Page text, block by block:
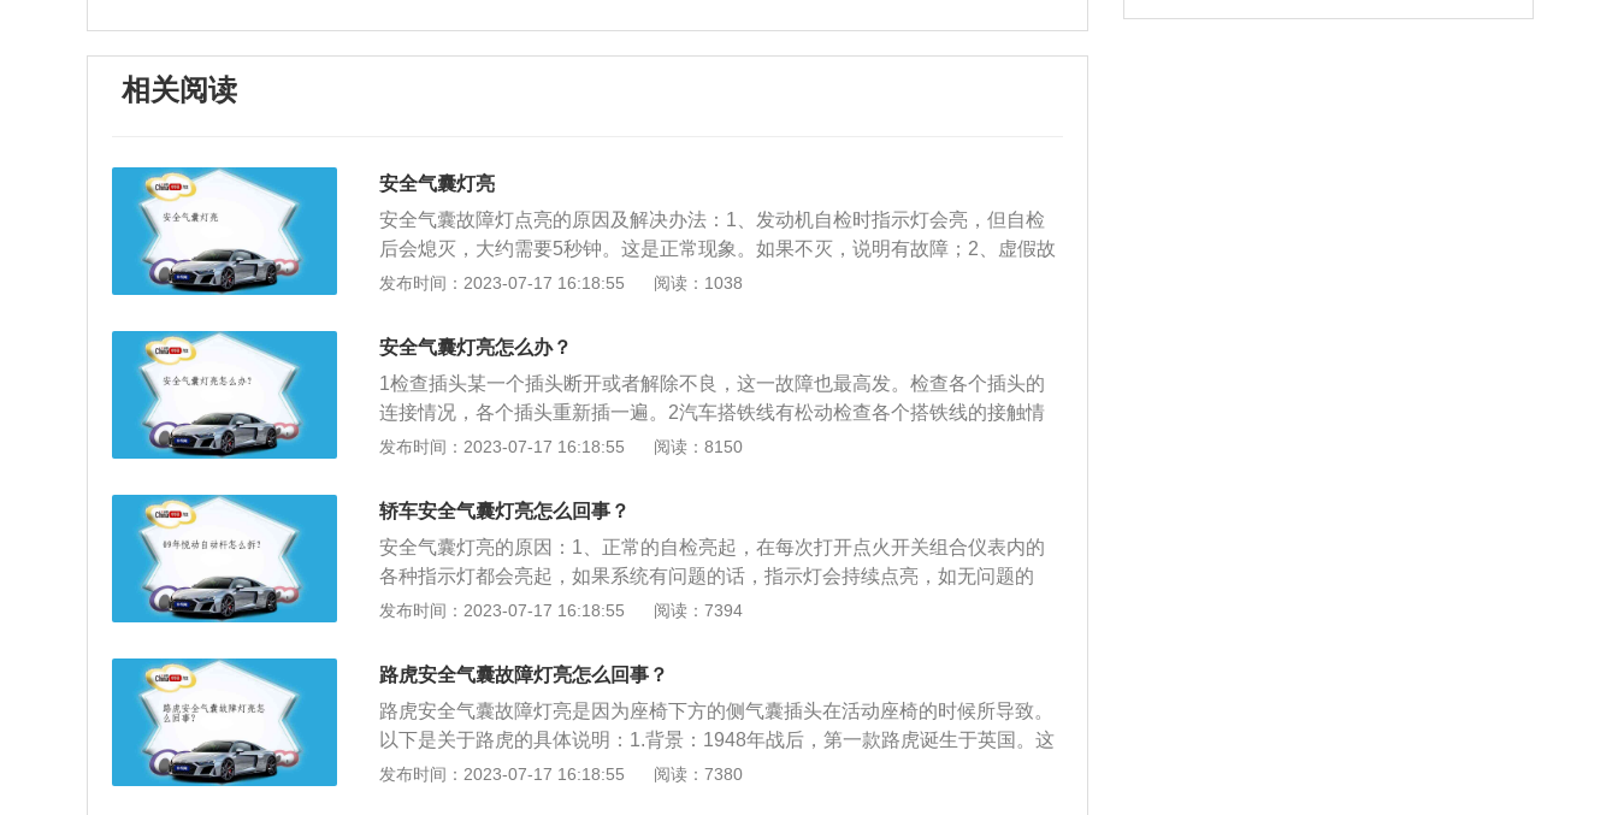
相关阅读
安全气囊灯亮
安全气囊故障灯点亮的原因及解决办法：1、发动机自检时指示灯会亮，但自检
后会熄灭，大约需要5秒钟。这是正常现象。如果不灭，说明有故障；2、虚假故
障。是气囊线控，导致气囊灯亮的原因有很多。比如电池严重不足，气囊会反馈
3、如果是真的故障，涉及的原因有很多，比如安全气囊故障、安全气囊游丝故
障、碰撞传感器故障、安全气囊插头松动、断路等。需要及时用诊断仪读取故障
码，根据故障码找到故障点并排除。故障历史达到ECU的容错极限。使用诊断仪
清除故障代码，重新打车。如果灯持续点亮，则仍存在电流故障。（1）安全气
囊故障：安全气囊指示灯在车辆启动6到8秒后依然闪烁或长亮不熄，或车辆在运
能出现故障。那就要尽快到4S店进行检修。（2）安全气囊游丝故障：汽车仪表
上的气襄故障指示灯就会闪烁，只需把松垮的汽车安全气囊插头给插好，以后再
用电脑把常见故障消除就可以。（3）碰撞传感器故障：辆在行驶中产生剧烈振
动、断路：把黄色插头拔开，找一段铜网线芯，铜丝长度小于插头深度2MM，铜
生装置实际上就是一些化学药物，按道理来说这些化学药物的有效期决定着安全
气囊的寿命。安全气囊也是有保质期的，一般我们的车辆在每隔1到2万公里就要
注意安全气囊的检修，8到10年后要重点检查气囊的有效性，必要时要进行更
换，最好选择到专业的4S店去进行更换，不要贪图小便宜。因使用有技术缺陷或
发布时间：2023-07-17 16:18:55 阅读：1038
安全气囊灯亮怎么办？
1检查插头某一个插头断开或者解除不良，这一故障也最高发。检查各个插头的
连接情况，各个插头重新插一遍。2汽车搭铁线有松动检查各个搭铁线的接触情
况，一般肉眼看不到接触是否不良，最好的办法是把每处的打铁连接都紧固一
发布时间：2023-07-17 16:18:55 阅读：8150
轿车安全气囊灯亮怎么回事？
安全气囊灯亮的原因：1、正常的自检亮起，在每次打开点火开关组合仪表内的
各种指示灯都会亮起，如果系统有问题的话，指示灯会持续点亮，如无问题的
话，如果没有问题会自动熄灭。2、在用车过程中，安全气囊灯突然亮起，这种
座椅频繁调整致使插头出现了偶尔断开的情况。还有就是安全气囊系统的各种传
感器，各种气囊控制单元出现了问题。3、进行过车辆某些部位的拆装后，由于
安全气囊系统部件还没有安装到位，就打开了点火开关，安全气囊控制单元就会
记载故障码，从而点亮安全气囊灯。这种情况，安装到位后，清除故障码即可。
发布时间：2023-07-17 16:18:55 阅读：7394
路虎安全气囊故障灯亮怎么回事？
路虎安全气囊故障灯亮是因为座椅下方的侧气囊插头在活动座椅的时候所导致。
以下是关于路虎的具体说明：1.背景：1948年战后，第一款路虎诞生于英国。这
是一款简单、新颖的铝制工作车。这是由英国Rover汽车公司的Spencer和Mauric
发布时间：2023-07-17 16:18:55 阅读：7380
响；<&list>3.稳定器的转向胶套和球头